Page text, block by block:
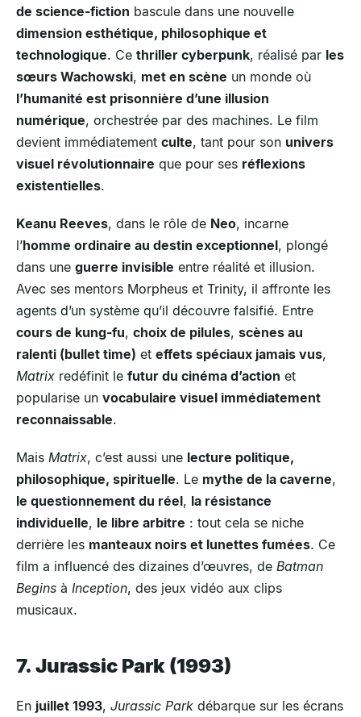
de science-fiction bascule dans une nouvelle
dimension esthétique, philosophique et
technologique. Ce thriller cyberpunk, réalisé par les
sœurs Wachowski, met en scène un monde où
l’humanité est prisonnière d’une illusion
numérique, orchestrée par des machines. Le film
devient immédiatement culte, tant pour son univers
visuel révolutionnaire que pour ses réflexions
existentielles.
Keanu Reeves, dans le rôle de Neo, incarne
l’homme ordinaire au destin exceptionnel, plongé
dans une guerre invisible entre réalité et illusion.
Avec ses mentors Morpheus et Trinity, il affronte les
agents d’un système qu’il découvre falsifié. Entre
cours de kung-fu, choix de pilules, scènes au
ralenti (bullet time) et effets spéciaux jamais vus,
Matrix redéfinit le futur du cinéma d’action et
popularise un vocabulaire visuel immédiatement
reconnaissable.
Mais Matrix, c’est aussi une lecture politique,
philosophique, spirituelle. Le mythe de la caverne,
le questionnement du réel, la résistance
individuelle, le libre arbitre : tout cela se niche
derrière les manteaux noirs et lunettes fumées. Ce
film a influencé des dizaines d’œuvres, de Batman
Begins à Inception, des jeux vidéo aux clips
musicaux.
7. Jurassic Park (1993)
En juillet 1993, Jurassic Park débarque sur les écrans